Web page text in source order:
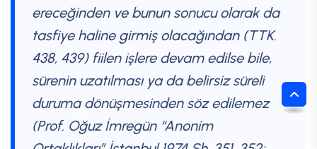
ereceğinden ve bunun sonucu olarak da
tasfiye haline girmiş olacağından (TTK.
438, 439) fiilen işlere devam edilse bile,
sürenin uzatılması ya da belirsiz süreli
duruma dönüşmesinden söz edilemez
(Prof. Oğuz İmregün “Anonim